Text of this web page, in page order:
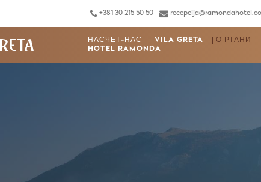
+381 30 215 50 50
НАСЧЕТ-НАС VILA GRETA О РТАНИ
HOTEL RAMONDA